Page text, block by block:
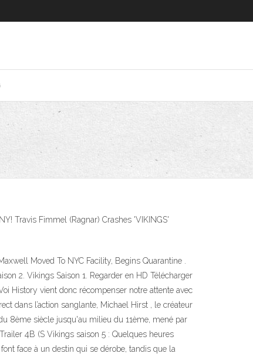
Travis Fimmel (Ragnar) Crashes 'VIKINGS'
Moved To NYC Facility, Begins Quarantine .
2. Vikings Saison 1. Regarder en HD Télécharger
History vient donc récompenser notre attente avec
dans l’action sanglante, Michael Hirst , le créateur
8ème siècle jusqu'au milieu du 11ème, mené par
4B (S Vikings saison 5 : Quelques heures
face à un destin qui se dérobe, tandis que la